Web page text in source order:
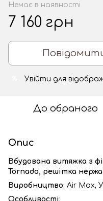
Немає в наявності
7 160 грн
Увійти для
До обраного
Опис
Вбудована витяжка з
Tornado, решітка
Виробництво: Air Max,
Особливості: